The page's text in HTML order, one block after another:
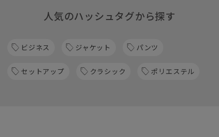
人気のハッシュタグから探す
ビジネス ジャケット パンツ
セットアップ クラシック ポリエステル